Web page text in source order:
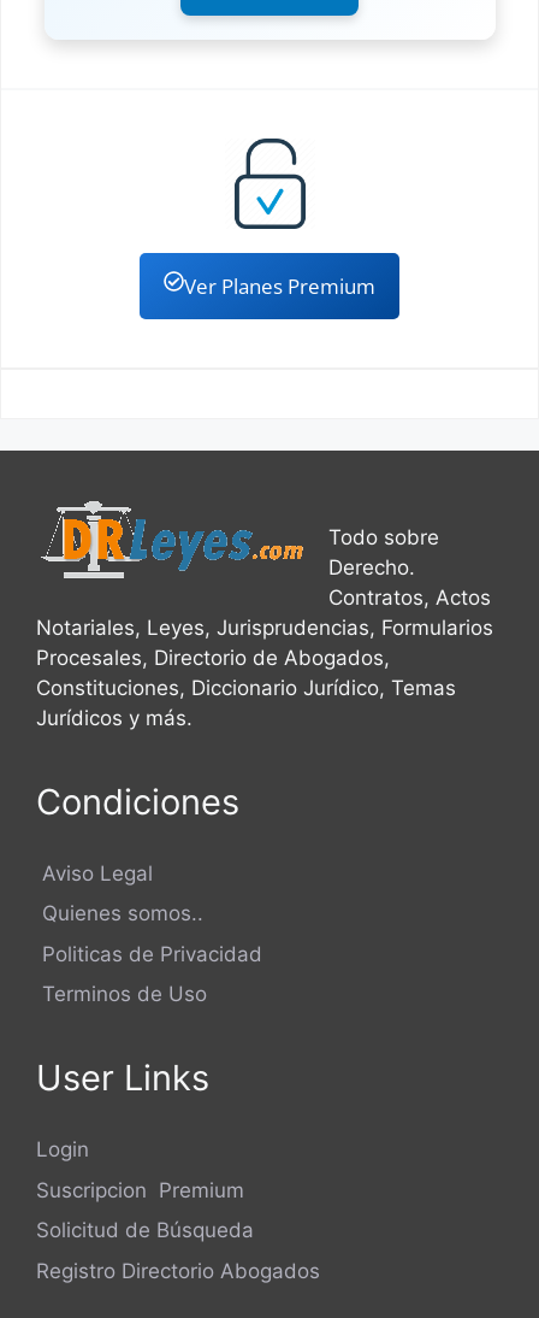
Ver Planes Premium
Todo sobre
Derecho.
Contratos, Actos
Notariales, Leyes, Jurisprudencias, Formularios
Procesales, Directorio de Abogados,
Constituciones, Diccionario Jurídico, Temas
Jurídicos y más.
Condiciones
Aviso Legal
Quienes somos..
Politicas de Privacidad
Terminos de Uso
User Links
Login
Suscripcion Premium
Solicitud de Búsqueda
Registro Directorio Abogados